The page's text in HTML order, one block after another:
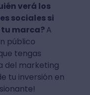
verá los
sociales si
tu marca?A
público
tengas
del marketing
tu inversión en